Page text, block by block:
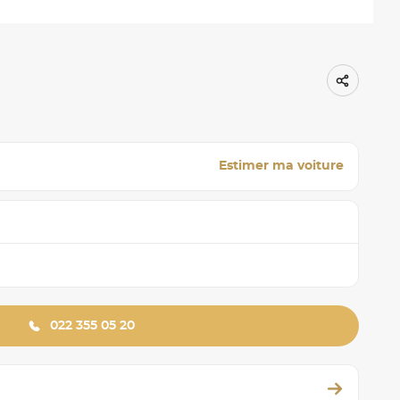
Estimer ma voiture
022 355 05 20